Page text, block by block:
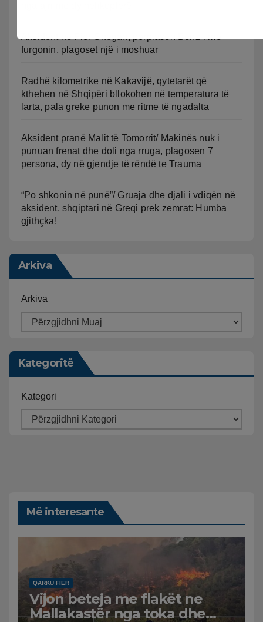
furgonin, plagoset një i moshuar
Radhë kilometrike në Kakavijë, qytetarët që
kthehen në Shqipëri bllokohen në temperatura të
larta, pala greke punon me ritme të ngadalta
Aksident pranë Malit të Tomorrit/ Makinës nuk i
punuan frenat dhe doli nga rruga, plagosen 7
persona, dy në gjendje të rëndë te Trauma
“Po shkonin në punë”/ Gruaja dhe djali i vdiqën në
aksident, shqiptari në Greqi prek zemrat: Humba
gjithçka!
Arkiva
Arkiva
Kategoritë
Kategori
Më interesante
QARKU FIER
Vijon beteja me flakët ne
Mallakastër nga toka dhe